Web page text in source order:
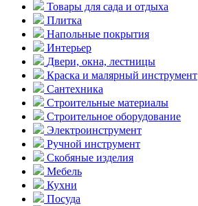
Товары для сада и отдыха
Плитка
Напольные покрытия
Интерьер
Двери, окна, лестницы
Краска и малярный инструмент
Сантехника
Строительные материалы
Строительное оборудование
Электроинструмент
Ручной инструмент
Скобяные изделия
Мебель
Кухни
Посуда